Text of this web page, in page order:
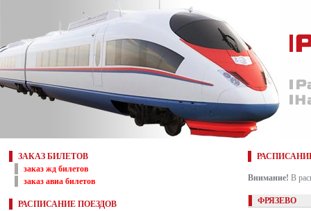
ЗАКАЗ БИЛЕТОВ
заказ жд билетов
заказ авиа билетов
РАСПИСАНИЕ ПОЕЗДОВ
Внимание! В
ФРЯЗЕВО